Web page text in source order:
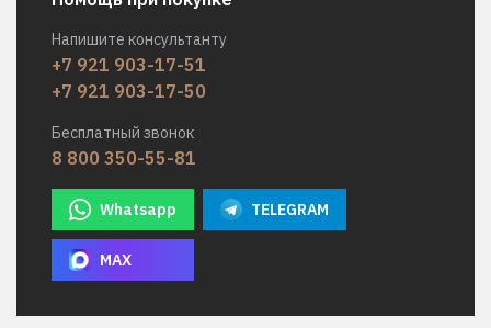
Напишите консультанту
+7 921 903-17-51
+7 921 903-17-50
Бесплатный звонок
8 800 350-55-81
Whatsapp TELEGRAM
MAX